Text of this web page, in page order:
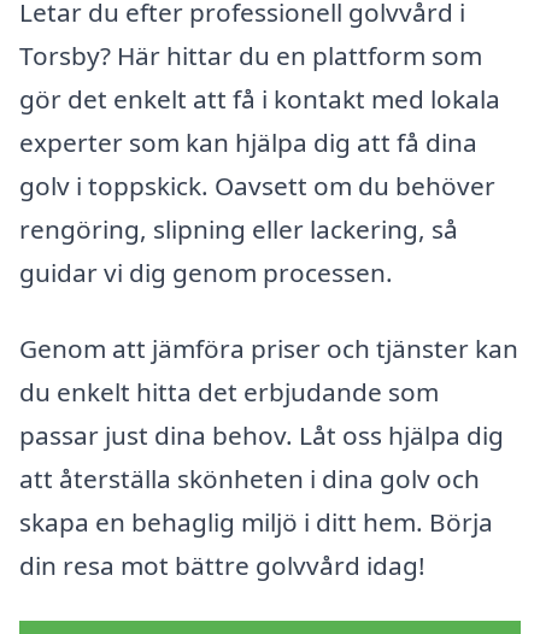
Letar du efter professionell golvvård i
Torsby? Här hittar du en plattform som
gör det enkelt att få i kontakt med lokala
experter som kan hjälpa dig att få dina
golv i toppskick. Oavsett om du behöver
rengöring, slipning eller lackering, så
guidar vi dig genom processen.
Genom att jämföra priser och tjänster kan
du enkelt hitta det erbjudande som
passar just dina behov. Låt oss hjälpa dig
att återställa skönheten i dina golv och
skapa en behaglig miljö i ditt hem. Börja
din resa mot bättre golvvård idag!